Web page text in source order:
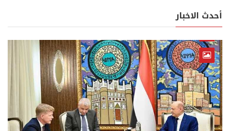
أحدث الاخبار